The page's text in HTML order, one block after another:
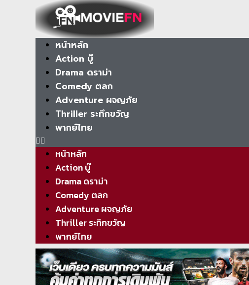
หน้าหลัก
Action บู๊
Drama ดราม่า
Comedy ตลก
Adventure ผจญภัย
Thriller ระทึกขวัญ
พากย์ไทย
หน้าหลัก
Action บู๊
Drama ดราม่า
Comedy ตลก
Adventure ผจญภัย
Thriller ระทึกขวัญ
พากย์ไทย